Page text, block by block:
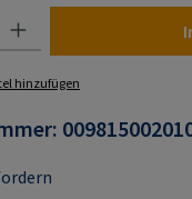
hinzufügen